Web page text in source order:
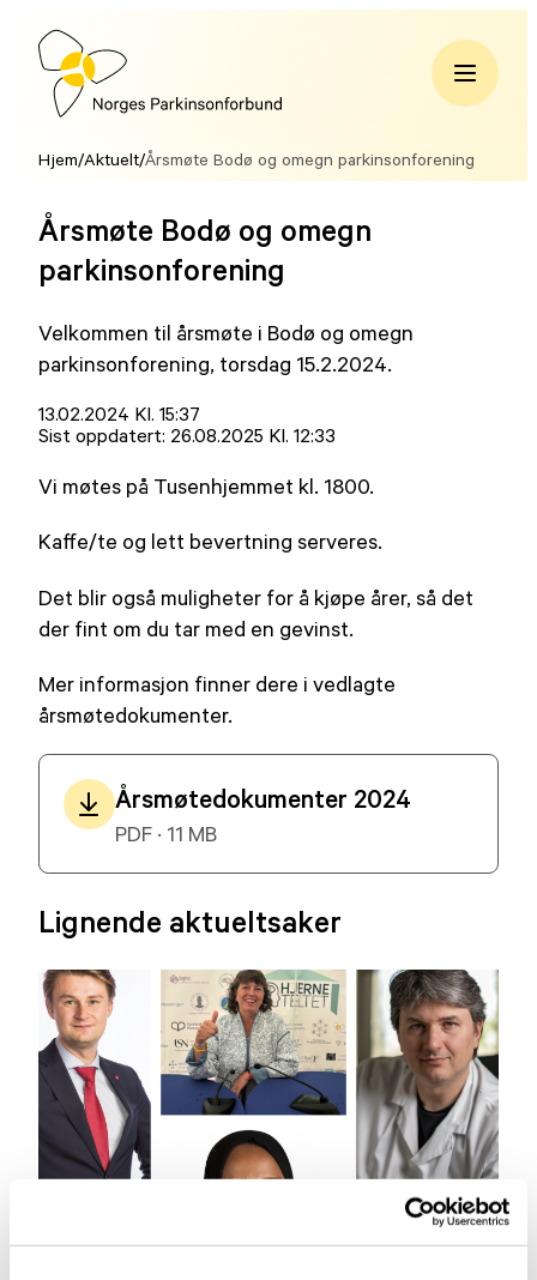
Hopp
innholdNorges
Hjem/Aktuelt/Årsmøte Bodø og omegn parkinsonforening
Årsmøte Bodø og omegn
parkinsonforening
Velkommen til årsmøte i Bodø og omegn
parkinsonforening, torsdag 15.2.2024.
Lagt
ut
13.02.2024 Kl. 15:37
Sist oppdatert: 26.08.2025 Kl. 12:33
Vi møtes på Tusenhjemmet kl. 1800.
Kaffe/te og lett bevertning serveres.
Det blir også muligheter for å kjøpe årer, så det
der fint om du tar med en gevinst.
Mer informasjon finner dere i vedlagte
årsmøtedokumenter.
Årsmøtedokumenter 2024
PDF · 11 MB
Lignende aktueltsaker